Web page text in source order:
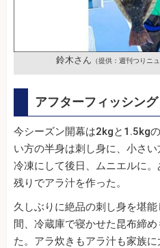
鈴木さん （提供：週刊つりニ
アフターフィッシン
今シーズン開幕は2kgと1.5kg
い方の半身は刺し身に、小さ
冷凍にして後日、ムニエルに。
残りでアラ汁を作った。
久しぶりに絶品の刺し身を堪
間、冷蔵庫で寝かせた昆布締
た。アラ炊きもアラ汁も家族に